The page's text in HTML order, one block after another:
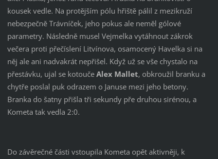
kousek vedle. Na protějším pólu hřiště pálil z mezikruží
nebezpečně Trávníček, jeho pokus ale neměl gólové
parametry. Následně musel Vejmelka vytáhnout zákrok
večera proti přečíslení Litvínova, osamocený Havelka si na
něj ale ani nadvakrát nepřišel. Když už se vše chystalo na
přestávku, ujal se kotouče Alex Mallet, obkroužil branku a
chytře poslal puk odrazem o Januse mezi jeho betony.
Branka do šatny přišla tři sekundy pře druhou sirénou, a
Kometa tak vedla 2:0.
Do závěrečné části vstoupila Kometa opět aktivněji, k